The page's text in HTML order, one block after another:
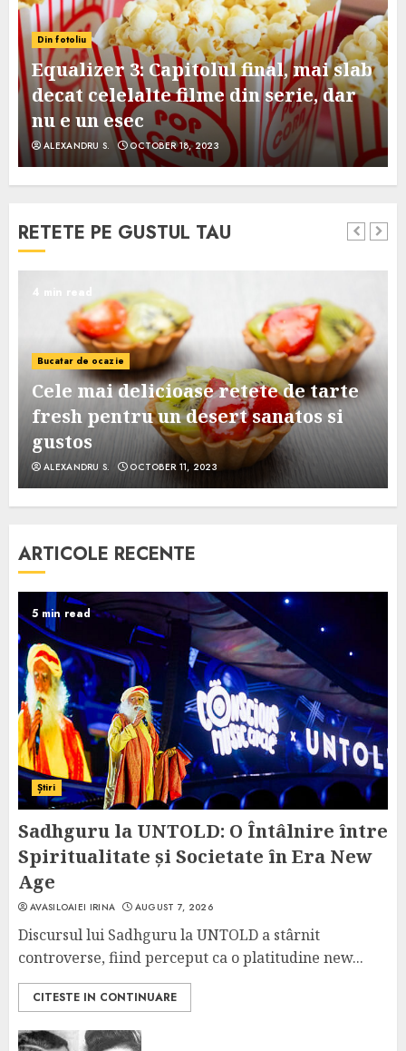
Din fotoliu
Equalizer 3: Capitolul final, mai slab
decat celelalte filme din serie, dar
nu e un esec
ALEXANDRU S. OCTOBER 18, 2023
RETETE PE GUSTUL TAU
4 min read
Bucatar de ocazie
Cele mai delicioase retete de tarte
fresh pentru un desert sanatos si
gustos
ALEXANDRU S. OCTOBER 11, 2023
ARTICOLE RECENTE
5 min read
Știri
Sadhguru la UNTOLD: O Întâlnire între
Spiritualitate și Societate în Era New
Age
AVASILOAIEI IRINA AUGUST 7, 2026
Discursul lui Sadhguru la UNTOLD a stârnit
controverse, fiind perceput ca o platitudine new...
CITESTE IN CONTINUARE